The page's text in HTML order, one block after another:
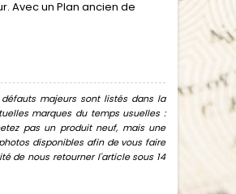
Avec un Plan ancien de
majeurs sont listés dans la
marques du temps usuelles :
pas un produit neuf, mais une
disponibles afin de vous faire
de nous retourner l'article sous 14